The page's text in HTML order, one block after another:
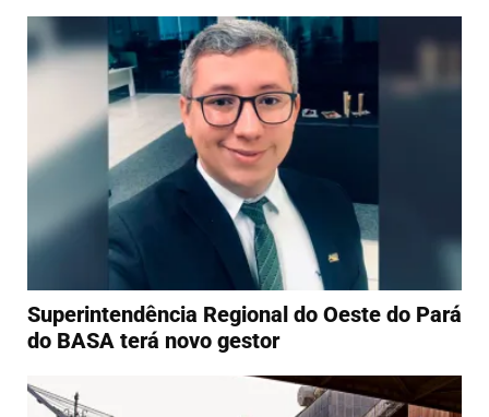
Superintendência Regional do Oeste do Pará
do BASA terá novo gestor